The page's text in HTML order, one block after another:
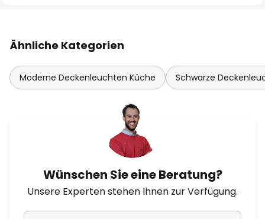
Ähnliche Kategorien
Moderne Deckenleuchten Küche Schwarze
Wünschen Sie eine Beratung?
Unsere Experten stehen Ihnen zur Verfügung.